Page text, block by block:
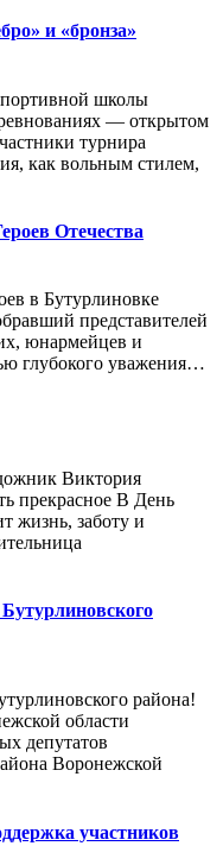
и «бронза»
школы
— открытом
турнира
как вольным стилем,
Отечества
в Бутурлиновке
представителей
юнармейцев и
глубокого уважения…
Виктория
прекрасное В День
жизнь, заботу и
района!
области
депутатов
Воронежской
участников